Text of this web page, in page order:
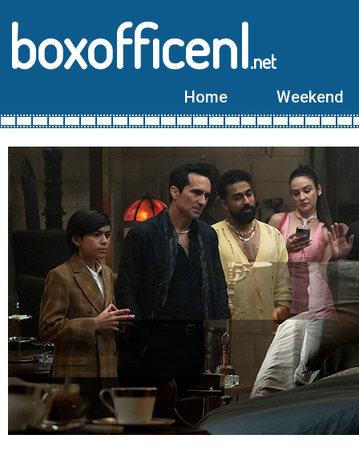
boxofficenl.net
Home Weekend